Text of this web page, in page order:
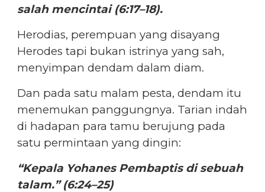
salah mencintai (6:17–18).
Herodias, perempuan yang disayang
Herodes tapi bukan istrinya yang sah,
menyimpan dendam dalam diam.
Dan pada satu malam pesta, dendam itu
menemukan panggungnya. Tarian indah
di hadapan para tamu berujung pada
satu permintaan yang dingin:
“Kepala Yohanes Pembaptis di sebuah
talam.” (6:24–25)